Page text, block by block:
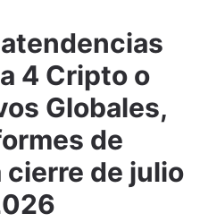
4 Cripto o
Globales,
de
de julio